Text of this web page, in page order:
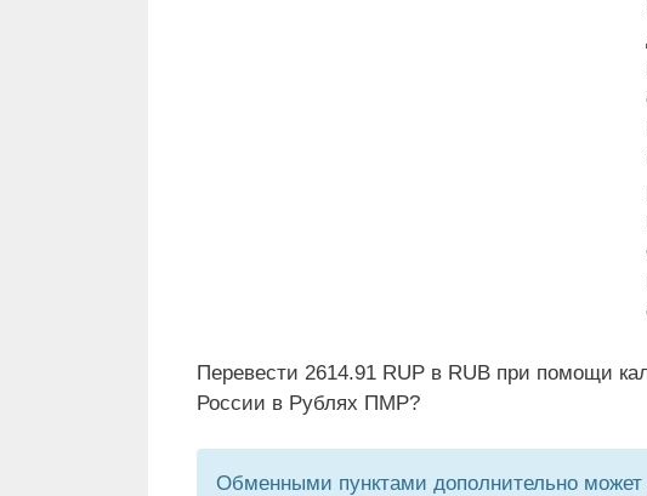
Перевести 2614.91 RUP в RUB при помощи
России в Рублях ПМР?
Обменными пунктами дополнительно